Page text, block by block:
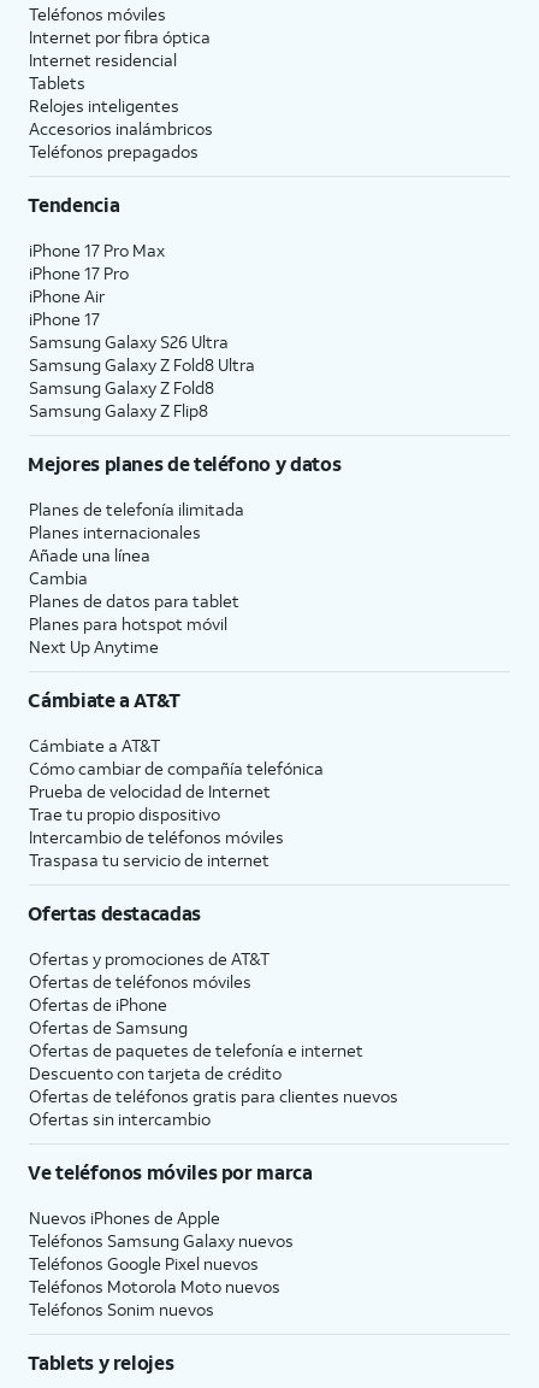
Teléfonos móviles
Internet por fibra óptica
Internet residencial
Tablets
Relojes inteligentes
Accesorios inalámbricos
Teléfonos prepagados
Tendencia
iPhone 17 Pro Max
iPhone 17 Pro
iPhone Air
iPhone 17
Samsung Galaxy S26 Ultra
Samsung Galaxy Z Fold8 Ultra
Samsung Galaxy Z Fold8
Samsung Galaxy Z Flip8
Mejores planes de teléfono y datos
Planes de telefonía ilimitada
Planes internacionales
Añade una línea
Cambia
Planes de datos para tablet
Planes para hotspot móvil
Next Up Anytime
Cámbiate aAT&T
Cámbiate a AT&T
Cómo cambiar de compañía telefónica
Prueba de velocidad de Internet
Trae tu propio dispositivo
Intercambio de teléfonos móviles
Traspasa tu servicio de internet
Ofertas destacadas
Ofertas y promociones de AT&T
Ofertas de teléfonos móviles
Ofertas de iPhone
Ofertas de Samsung
Ofertas de paquetes de telefonía e internet
Descuento con tarjeta de crédito
Ofertas de teléfonos gratis para clientes nuevos
Ofertas sin intercambio
Ve teléfonos móviles por marca
Nuevos iPhones de Apple
Teléfonos Samsung Galaxy nuevos
Teléfonos Google Pixel nuevos
Teléfonos Motorola Moto nuevos
Teléfonos Sonim nuevos
Tablets y relojes